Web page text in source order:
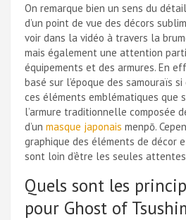
On remarque bien un sens du
d’un point de vue des décors
voir dans la vidéo à travers la
mais également une attention
équipements et des armures. En
basé sur l’époque des samouraïs
ces éléments emblématiques que
l’armure traditionnelle composée
d’un masque japonais menpō.
graphique des éléments de décor
sont loin d’être les seules
Quels sont les
pour Ghost of